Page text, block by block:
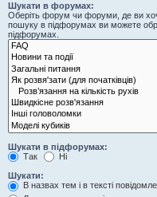
Шукати в форумах:
Оберіть форум чи форуми, де ви
пошуку в підфорумах ви можете
підфорумах.
Шукати в підфорумах:
Так
Ні
Шукати:
В назвах тем і в тексті